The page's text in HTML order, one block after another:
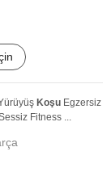
Koşu Egzersiz
Fitness ...